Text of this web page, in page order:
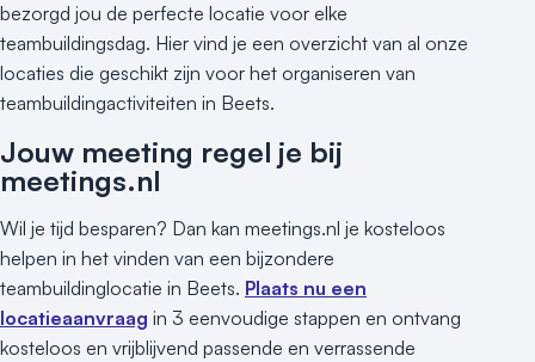
bezorgd jou de perfecte locatie voor elke
teambuildingsdag. Hier vind je een overzicht van al onze
locaties die geschikt zijn voor het organiseren van
teambuildingactiviteiten in Beets.
Jouw meeting regel je bij
meetings.nl
Wil je tijd besparen? Dan kan meetings.nl je kosteloos
helpen in het vinden van een bijzondere
teambuildinglocatie in Beets. Plaats nu een
locatieaanvraag in 3 eenvoudige stappen en ontvang
kosteloos en vrijblijvend passende en verrassende